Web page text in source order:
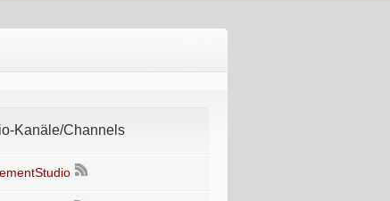
Kanäle/Channels